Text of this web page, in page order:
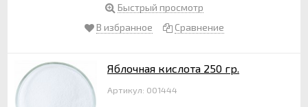
Быстрый просмотр
В избранное
Сравнение
Яблочная кислота 250 гр.
Артикул: 001444